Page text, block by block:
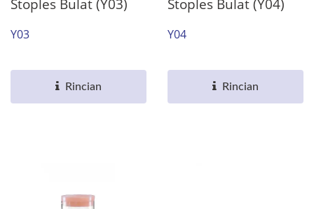
Stoples Bulat (Y03)
Y03
Rincian
Stoples Bulat (Y04)
Y04
Rincian